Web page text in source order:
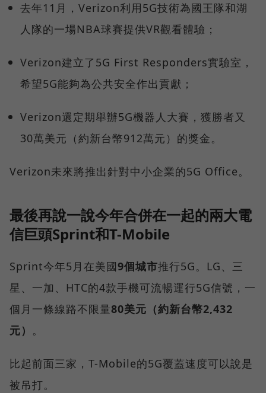
去年11月，Verizon利用5G技術為國王隊和湖
人隊的一場NBA球賽提供VR觀看體驗；
Verizon建立了5G First Responders實驗室，
希望5G能夠為公共安全作出貢獻；
Verizon還定期舉辦5G機器人大賽，獲勝者又
30萬美元（約新台幣912萬元）的獎金。
Verizon未來將推出針對中小企業的5G Office。
最後再說一說今年合併在一起的兩大電
信巨頭Sprint和T-Mobile
Sprint今年5月在美國9個城市推行5G。LG、三
星、一加、HTC的4款手機可流暢運行5G信號，一
個月一條線路不限量80美元（約新台幣2,432
元） 。
比起前面三家，T-Mobile的5G覆蓋速度可以說是
被吊打。